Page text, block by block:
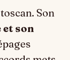
Son
son